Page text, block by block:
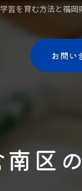
習を育む方法と福
お問い
区